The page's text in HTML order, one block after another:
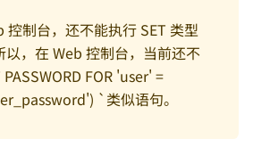
控制台，还不能执行 SET 类型
以，在 Web 控制台，当前还不
FOR 'user' =
`类似语句。